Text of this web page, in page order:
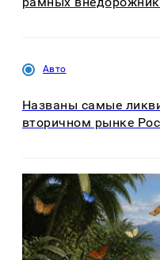
Авто
Названы самые
вторичном рынке